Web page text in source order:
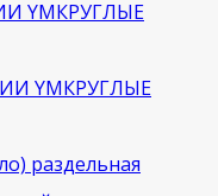
товара
КРУГЛЫЕ
КРУГЛЫЕ